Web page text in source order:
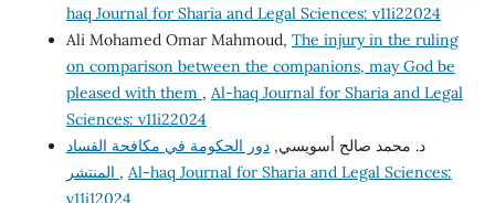
haq Journal for Sharia and Legal Sciences: v11i22024
Ali Mohamed Omar Mahmoud, The injury in the ruling
on comparison between the companions, may God be
pleased with them , Al-haq Journal for Sharia and Legal
Sciences: v11i22024
د. محمد صالح أسويسي,دور الحكومة في مكافحة الفساد
, Al-haq Journal for Sharia and Legal Sciences: